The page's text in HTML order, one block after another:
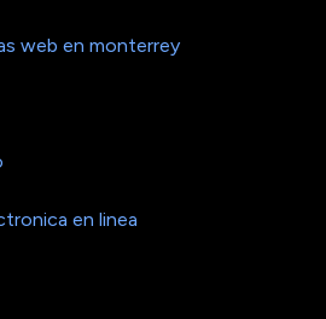
web en monterrey
en linea